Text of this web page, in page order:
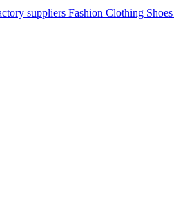
suppliers Fashion Clothing